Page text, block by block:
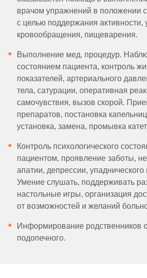
врачом упражнений в положении
с целью поддержания активности,
кровообращения, пищеварения.
Выполнение мед. процедур.
состоянием пациента, контроль
показателей, артериального
тела, сатурации, оперативная
самочувствия, вызов скорой.
препаратов, постановка
установка, замена, промывка
Контроль психологического
пациентом, проявление заботы,
апатии, депрессии, упаднического
Умение слушать, поддерживать
настольные игры, организация
от возможностей и желаний
Информирование родственников
подопечного.